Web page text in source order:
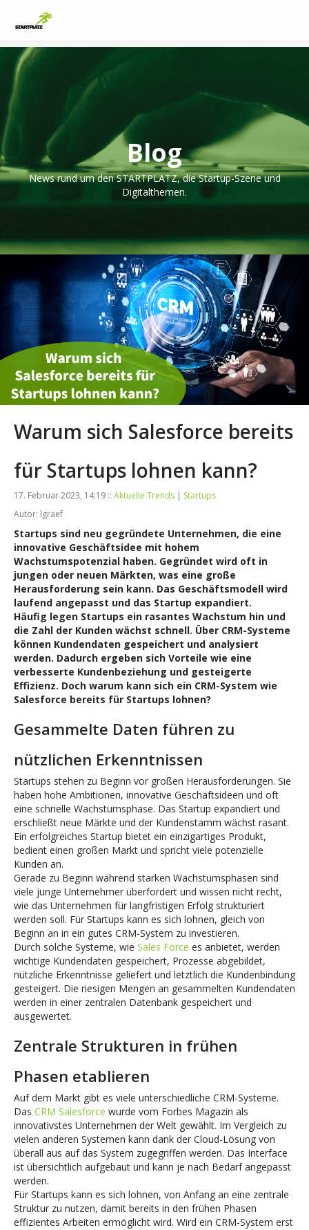
Blog
News rund um den STARTPLATZ, die Startup-Szene und
Digitalthemen.
Warum sich Salesforce bereits
für Startups lohnen kann?
17. Februar 2023, 14:19 :: Aktuelle Trends | Startups
Autor: lgraef
Startups sind neu gegründete Unternehmen, die eine
innovative Geschäftsidee mit hohem
Wachstumspotenzial haben. Gegründet wird oft in
jungen oder neuen Märkten, was eine große
Herausforderung sein kann. Das Geschäftsmodell wird
laufend angepasst und das Startup expandiert.
Häufig legen Startups ein rasantes Wachstum hin und
die Zahl der Kunden wächst schnell. Über CRM-Systeme
können Kundendaten gespeichert und analysiert
werden. Dadurch ergeben sich Vorteile wie eine
verbesserte Kundenbeziehung und gesteigerte
Effizienz. Doch warum kann sich ein CRM-System wie
Salesforce bereits für Startups lohnen?
Gesammelte Daten führen zu
nützlichen Erkenntnissen
Startups stehen zu Beginn vor großen Herausforderungen. Sie
haben hohe Ambitionen, innovative Geschäftsideen und oft
eine schnelle Wachstumsphase. Das Startup expandiert und
erschließt neue Märkte und der Kundenstamm wächst rasant.
Ein erfolgreiches Startup bietet ein einzigartiges Produkt,
bedient einen großen Markt und spricht viele potenzielle
Kunden an.
Gerade zu Beginn während starken Wachstumsphasen sind
viele junge Unternehmer überfordert und wissen nicht recht,
wie das Unternehmen für langfristigen Erfolg strukturiert
werden soll. Für Startups kann es sich lohnen, gleich von
Beginn an in ein gutes CRM-System zu investieren.
Durch solche Systeme, wie Sales Force es anbietet, werden
wichtige Kundendaten gespeichert, Prozesse abgebildet,
nützliche Erkenntnisse geliefert und letztlich die Kundenbindung
gesteigert. Die riesigen Mengen an gesammelten Kundendaten
werden in einer zentralen Datenbank gespeichert und
ausgewertet.
Zentrale Strukturen in frühen
Phasen etablieren
Auf dem Markt gibt es viele unterschiedliche CRM-Systeme.
Das CRM Salesforce wurde vom Forbes Magazin als
innovativstes Unternehmen der Welt gewählt. Im Vergleich zu
vielen anderen Systemen kann dank der Cloud-Lösung von
überall aus auf das System zugegriffen werden. Das Interface
ist übersichtlich aufgebaut und kann je nach Bedarf angepasst
werden.
Für Startups kann es sich lohnen, von Anfang an eine zentrale
Struktur zu nutzen, damit bereits in den frühen Phasen
effizientes Arbeiten ermöglicht wird. Wird ein CRM-System erst